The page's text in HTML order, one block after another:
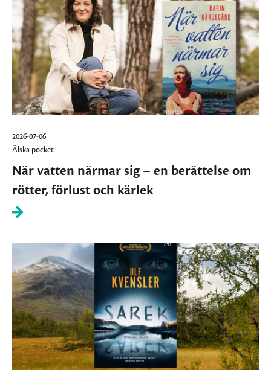
2026-07-06
Älska pocket
När vatten närmar sig – en berättelse om
rötter, förlust och kärlek